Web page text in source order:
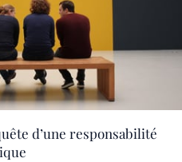
d’une responsabilité